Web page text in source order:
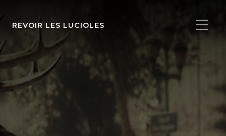
REVOIR LES LUCIOLES